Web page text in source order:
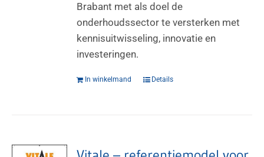
Brabant met als doel de
onderhoudssector te versterken met
kennisuitwisseling, innovatie en
investeringen.
In winkelmand Details